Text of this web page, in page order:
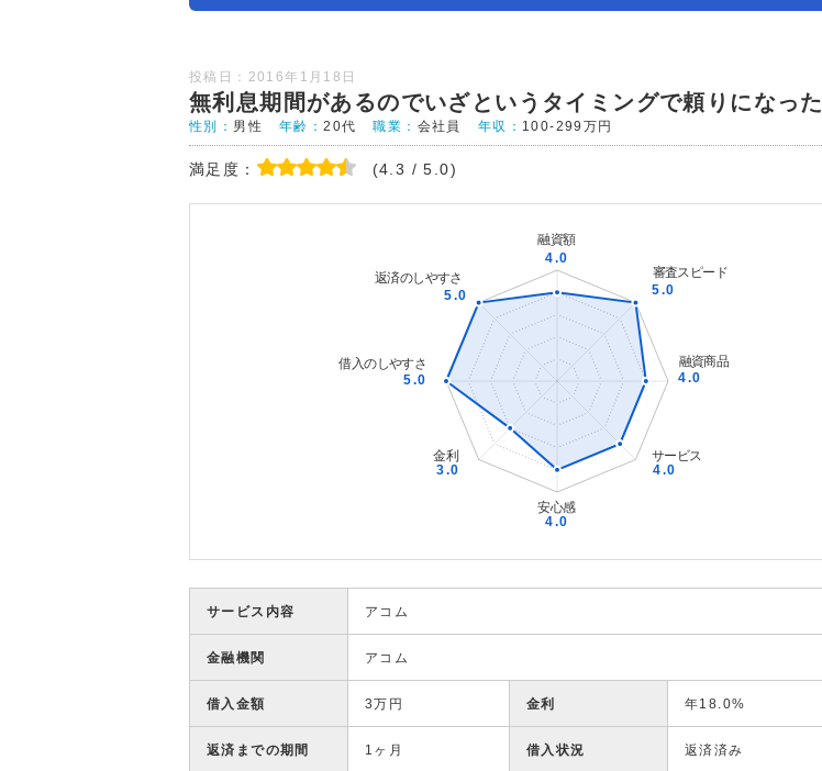
投稿日：2016年1月18日
無利息期間があるのでいざというタイミングで頼りになった
性別： 男性 年齢：20代 職業： 会社員 年収： 100-299万円
満足度： (4.3 / 5.0)
サービス内容 アコム
金融機関 アコム
借入金額 3万円 金利 年18.0%
返済までの期間 1ヶ月 借入状況 返済済み